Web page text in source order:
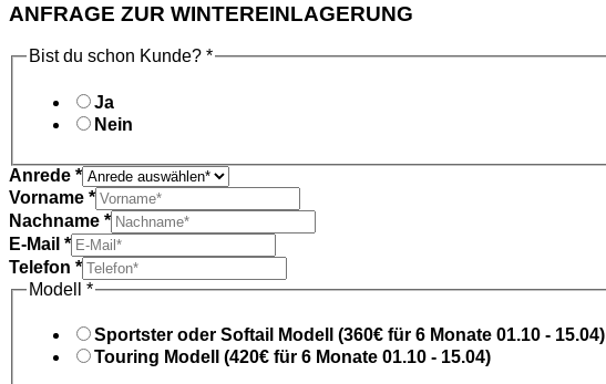
ANFRAGE ZUR WINTEREINLAGERUNG
Bist du schon Kunde? *
Ja
Nein
Anrede *
Vorname *
Nachname *
E-Mail *
Telefon *
Modell *
Sportster oder Softail Modell (360€ für 6 Monate 01.10 - 15.04)
Touring Modell (420€ für 6 Monate 01.10 - 15.04)